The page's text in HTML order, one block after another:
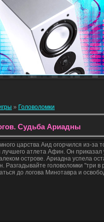
» Головоломки
Судьба Ариадны
царства Аид огорчился из-за
лучшего атлета Афин. Он
острове. Ариадна успела
Разгадывайте головоломки "три в
до логова Минотавра и